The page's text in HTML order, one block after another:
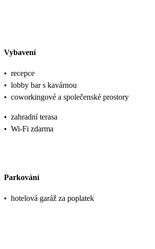
Vybavení
• recepce
• lobby bar s kavárnou
• coworkingové a společenské prostory
• zahradní terasa
• Wi-Fi zdarma
Parkování
• hotelová garáž za poplatek